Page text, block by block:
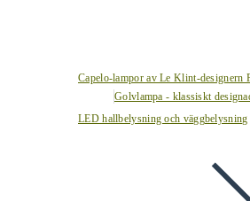
Capelo-lampor av Le Klint-designern
Golvlampa - klassiskt
LED hallbelysning och väggbelysning